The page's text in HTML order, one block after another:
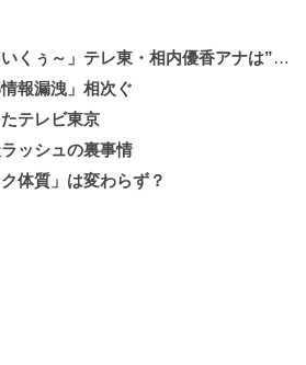
」テレ東・相内優香アナは”ポスト大橋未歩”？
報漏洩」相次ぐ
テレビ東京
ッシュの裏事情
体質」は変わらず？